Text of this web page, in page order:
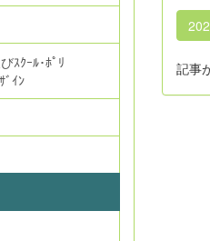
記事
ｽｸｰﾙ･ﾎﾟﾘ
ﾞｲﾝ